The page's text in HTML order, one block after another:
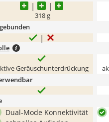
318 g
Geräuschunterdrückung
Dual-Mode Konnektivität